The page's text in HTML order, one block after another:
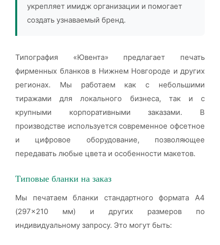
укрепляет имидж организации и помогает
создать узнаваемый бренд.
Типография «Ювента» предлагает печать
фирменных бланков в Нижнем Новгороде и других
регионах. Мы работаем как с небольшими
тиражами для локального бизнеса, так и с
крупными корпоративными заказами. В
производстве используется современное офсетное
и цифровое оборудование, позволяющее
передавать любые цвета и особенности макетов.
Типовые бланки на заказ
Мы печатаем бланки стандартного формата А4
(297×210 мм) и других размеров по
индивидуальному запросу. Это могут быть: